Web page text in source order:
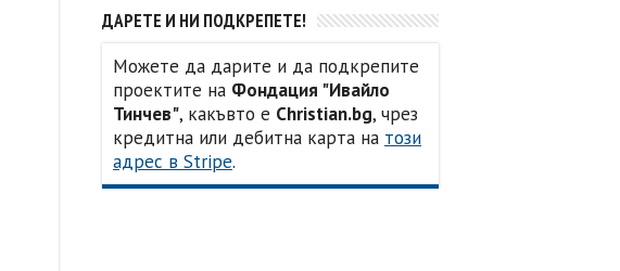
ДАРЕТЕ И НИ ПОДКРЕПЕТЕ!
Можете да дарите и да подкрепите
проектите на Фондация "Ивайло
Тинчев", какъвто е Christian.bg, чрез
кредитна или дебитна карта на този
адрес в Stripe.